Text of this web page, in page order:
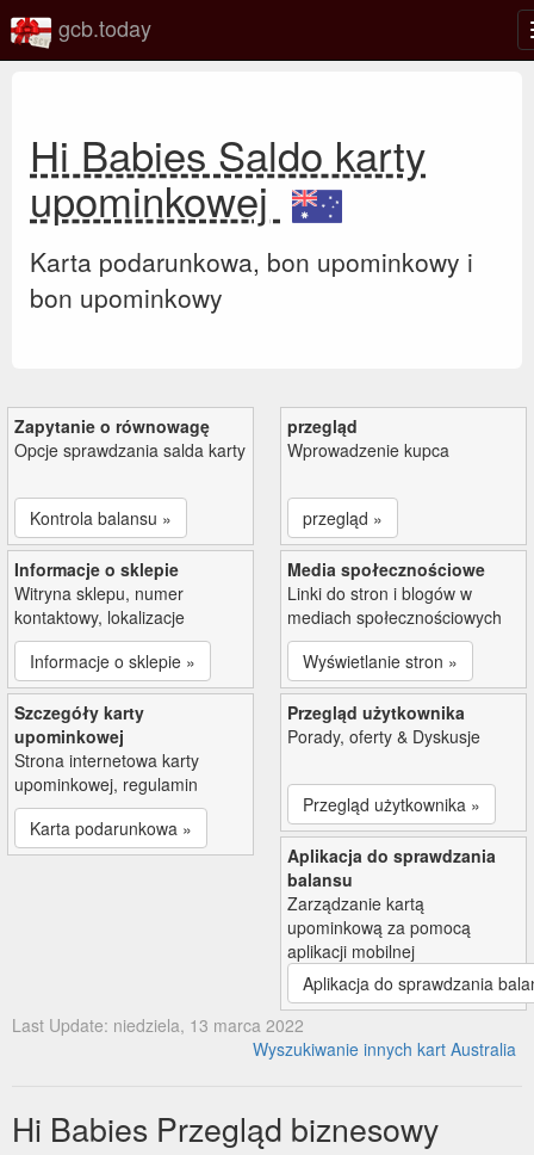
gcb.today
Hi Babies Saldo karty
upominkowej
Karta podarunkowa, bon upominkowy i
bon upominkowy
Zapytanie o równowagę
Opcje sprawdzania salda karty
Kontrola balansu »
przegląd
Wprowadzenie kupca
przegląd »
Informacje o sklepie
Witryna sklepu, numer
kontaktowy, lokalizacje
Informacje o sklepie »
Media społecznościowe
Linki do stron i blogów w
mediach społecznościowych
Wyświetlanie stron »
Szczegóły karty
upominkowej
Strona internetowa karty
upominkowej, regulamin
Karta podarunkowa »
Przegląd użytkownika
Porady, oferty & Dyskusje
Przegląd użytkownika »
Aplikacja do sprawdzania
balansu
Zarządzanie kartą
upominkową za pomocą
aplikacji mobilnej
Aplikacja do sprawdzania
Last Update: niedziela, 13 marca 2022
Wyszukiwanie innych kart Australia
Hi Babies Przegląd biznesowy